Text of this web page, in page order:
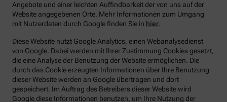
Angebote und einer leichten Auffindbarkeit der von uns auf der
Website angegebenen Orte. Mehr Informationen zum Umgang
mit Nutzerdaten durch Google finden Sie in hier.
Diese Website nutzt Google Analytics, einen Webanalysedienst
von Google. Dabei werden mit Ihrer Zustimmung Cookies gesetzt,
die eine Analyse der Benutzung der Website ermöglichen. Die
durch das Cookie erzeugten Informationen über Ihre Benutzung
dieser Website werden an Google übertragen und dort
gespeichert. Im Auftrag des Betreibers dieser Website wird
Google diese Informationen benutzen, um Ihre Nutzung der